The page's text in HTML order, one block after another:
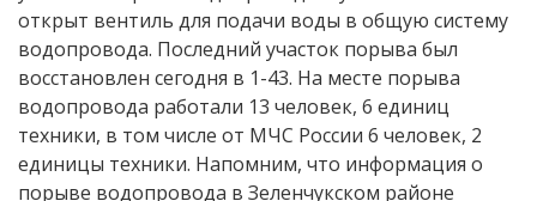
открыт вентиль для подачи воды в общую систему
водопровода. Последний участок порыва был
восстановлен сегодня в 1-43. На месте порыва
водопровода работали 13 человек, 6 единиц
техники, в том числе от МЧС России 6 человек, 2
единицы техники. Напомним, что информация о
порыве водопровода в Зеленчукском районе